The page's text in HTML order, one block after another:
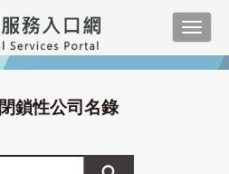
閉鎖性公司名錄